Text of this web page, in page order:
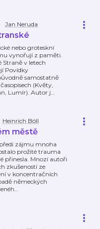
Jan Neruda
nebo groteskní
vynořují z paměti.
Straně v letech
Povídky
samostatně
(Květy,
Lumír). Autor j…
Heinrich Böll
městě
zájmu mnoha
prožité trauma
přinesla. Mnozí autoři
zkušeností ze
v koncentračních
německých
…